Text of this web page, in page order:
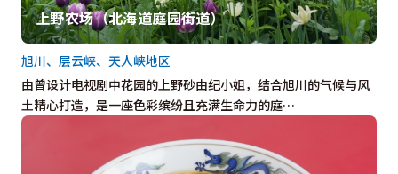
上野农场（北海道庭园街道）
由曾设计电视剧中花园的上野砂由纪小姐，结合旭川的气候与风
土精心打造，是一座色彩缤纷且充满生命力的庭…
旭川、层云峡、天人峡地区